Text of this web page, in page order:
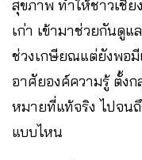
สุขภาพ ทำให้ชาวเชี
เก่า เข้ามาช่วยกันดู
ช่วงเกษียณแต่ยังพอมี
อาศัยองค์ความรู้ ตั้ง
หมายที่แท้จริง ไปจน
แบบไหน